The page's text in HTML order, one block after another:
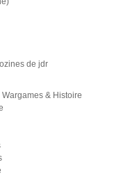
de jdr
& Histoire